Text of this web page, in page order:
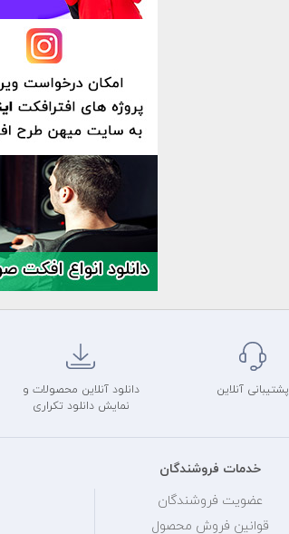
پشتیبانی آنلاین
دانلود آنلاین محصولات و
نمایش دانلود تکراری
خدمات فروشندگان
عضویت فروشندگان
قوانین فروش محصول